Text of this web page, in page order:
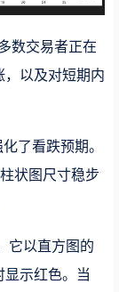
数交易者正在
以及对短期内
了看跌预期。
状图尺寸稳步
它以直方图的
示红色。当